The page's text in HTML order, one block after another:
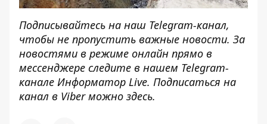
Подписывайтесь на наш Telegram-канал,
чтобы не пропустить важные новости. За
новостями в режиме онлайн прямо в
мессенджере следите в нашем Telegram-
канале Информатор Live. Подписаться на
канал в Viber можно здесь.